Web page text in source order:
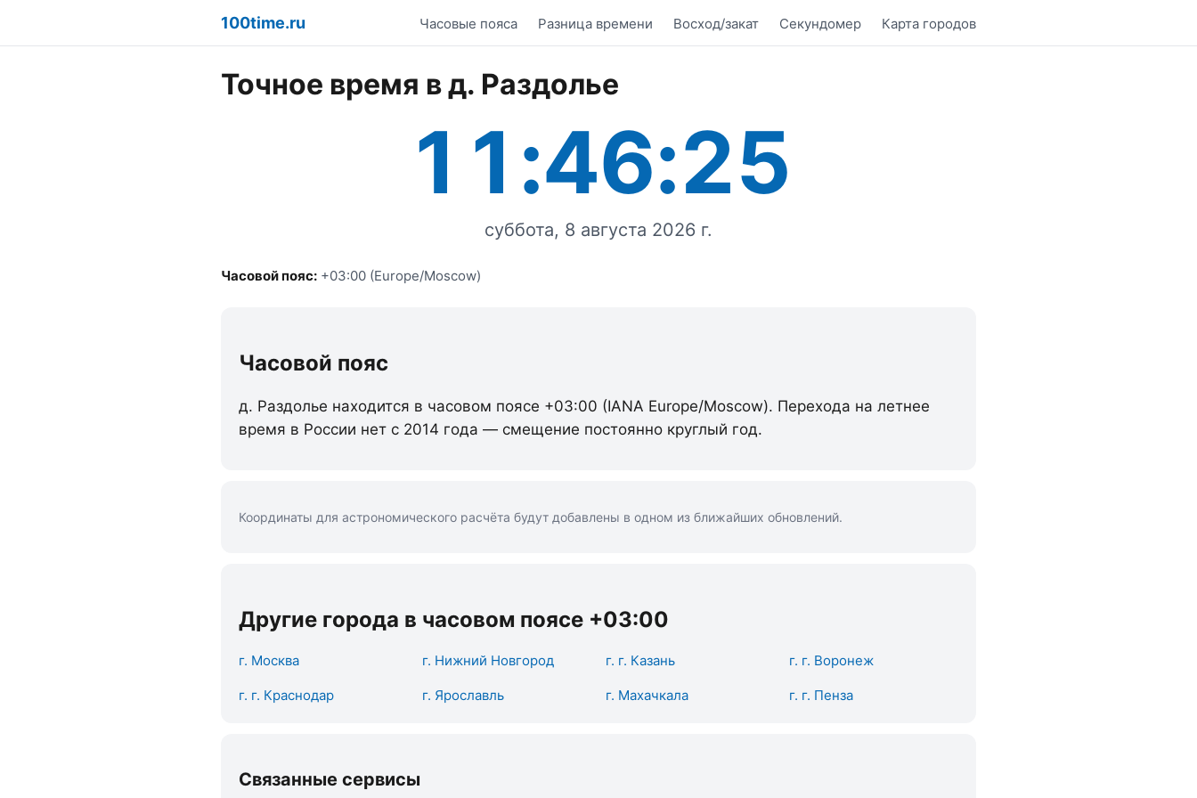
100time.ru Часовые пояса Разница времени Восход/закат Секундомер Карта городов
Точное время в д. Раздолье
11:46:25
суббота, 8 августа 2026 г.
Часовой пояс: +03:00 (Europe/Moscow)
Часовой пояс
д. Раздолье находится в часовом поясе +03:00 (IANA Europe/Moscow). Перехода на летнее
время в России нет с 2014 года — смещение постоянно круглый год.
Координаты для астрономического расчёта будут добавлены в одном из ближайших обновлений.
Другие города в часовом поясе +03:00
г. Москва г. Нижний Новгород г. г. Казань г. г. Воронеж
г. г. Краснодар г. Ярославль г. Махачкала г. г. Пенза
Связанные сервисы